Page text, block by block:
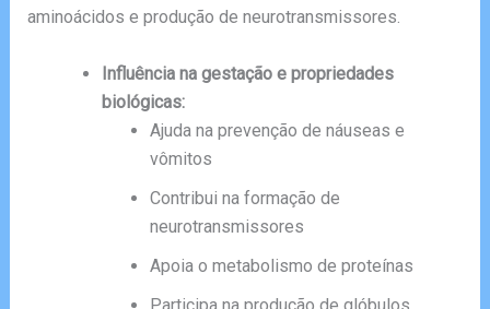
aminoácidos e produção de neurotransmissores.
Influência na gestação e propriedades
biológicas:
Ajuda na prevenção de náuseas e
vômitos
Contribui na formação de
neurotransmissores
Apoia o metabolismo de proteínas
Participa na produção de glóbulos